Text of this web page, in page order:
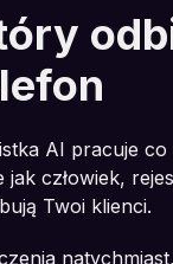
AI pracuje co
człowiek,
Twoi klienci.